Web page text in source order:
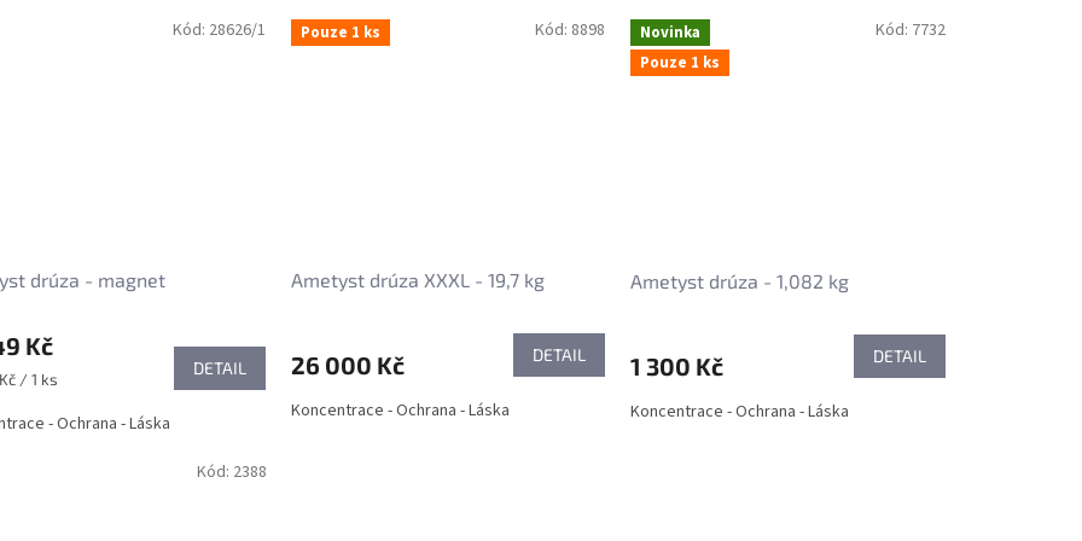
drúza - magnet
Kč
/ 1 ks
DETAIL
- Ochrana - Láska
Kód: 28626/1 Pouze 1 ks
Ametyst drúza XXXL - 19,7 kg
26 000 Kč DETAIL
Koncentrace - Ochrana - Láska
Kód: 8898
Novinka
Pouze 1 ks
Ametyst drúza - 1,082 kg
1 300 Kč DETAIL
Koncentrace - Ochrana - Láska
Kód: 7732
Kód: 2388